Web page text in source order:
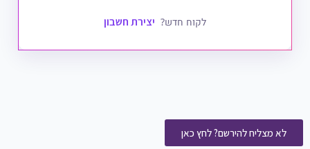
לקוח חדש? יצירת חשבון
לא מצליח להירשם? לחץ כאן